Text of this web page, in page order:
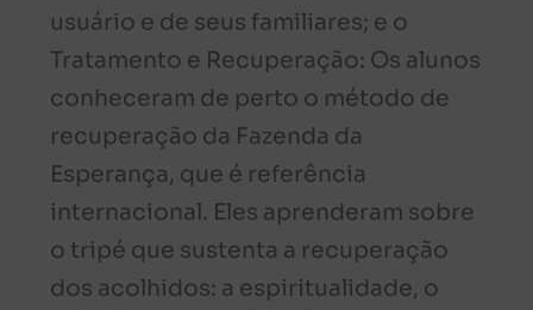
usuário e de seus familiares; e o
Tratamento e Recuperação: Os alunos
conheceram de perto o método de
recuperação da Fazenda da
Esperança, que é referência
internacional. Eles aprenderam sobre
o tripé que sustenta a recuperação
dos acolhidos: a espiritualidade, o